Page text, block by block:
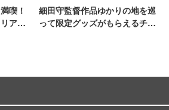
喫！
ア
細田守監督作品ゆかりの地を巡
って限定グッズがもらえるチャ